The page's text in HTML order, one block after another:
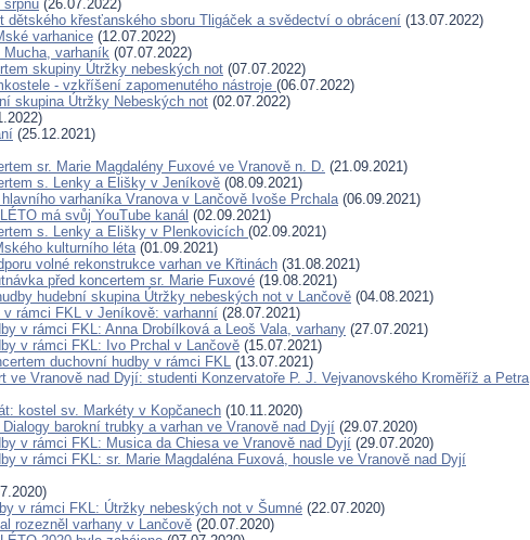
srpnu (26.07.2022)
dětského křesťanského sboru Tligáček a svědectví o obrácení (13.07.2022)
varhanice (12.07.2022)
Mucha, varhaník (07.07.2022)
skupiny Útržky nebeských not (07.07.2022)
- vzkříšení zapomenutého nástroje (06.07.2022)
skupina Útržky Nebeských not (02.07.2022)
(25.12.2021)
sr. Marie Magdalény Fuxové ve Vranově n. D. (21.09.2021)
s. Lenky a Elišky v Jeníkově (08.09.2021)
varhaníka Vranova v Lančově Ivoše Prchala(06.09.2021)
má svůj YouTube kanál (02.09.2021)
s. Lenky a Elišky v Plenkovicích (02.09.2021)
kulturního léta(01.09.2021)
volné rekonstrukce varhan ve Křtinách (31.08.2021)
před koncertem sr. Marie Fuxové (19.08.2021)
hudební skupina Útržky nebeských not v Lančově (04.08.2021)
v rámci FKL v Jeníkově: varhanní (28.07.2021)
v rámci FKL: Anna Drobílková a Leoš Vala, varhany (27.07.2021)
v rámci FKL: Ivo Prchal v Lančově (15.07.2021)
duchovní hudby v rámci FKL (13.07.2021)
ve Vranově nad Dyjí: studenti Konzervatoře P. J. Vejvanovského Kroměříž a Petra
kostel sv. Markéty v Kopčanech (10.11.2020)
barokní trubky a varhan ve Vranově nad Dyjí (29.07.2020)
v rámci FKL: Musica da Chiesa ve Vranově nad Dyjí (29.07.2020)
v rámci FKL: sr. Marie Magdaléna Fuxová, housle ve Vranově nad Dyjí
v rámci FKL: Útržky nebeských not v Šumné (22.07.2020)
rozezněl varhany v Lančově (20.07.2020)